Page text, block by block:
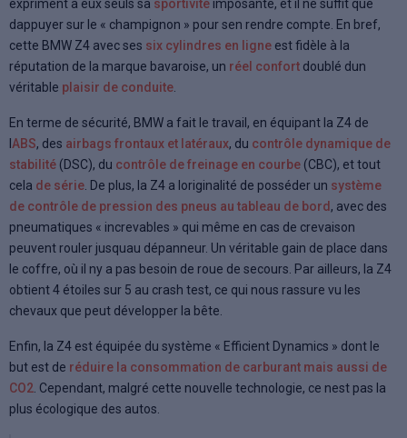
expriment à eux seuls sa sportivité imposante, et il ne suffit que
dappuyer sur le « champignon » pour sen rendre compte. En bref,
cette BMW Z4 avec ses six cylindres en ligne est fidèle à la
réputation de la marque bavaroise, un réel confort doublé dun
véritable plaisir de conduite
En terme de sécurité, BMW a fait le travail, en équipant la Z4 de
ABS, des airbags frontaux et latéraux, du contrôle dynamique de
stabilité (DSC), du contrôle de freinage en courbe (CBC), et tout
cela de série . De plus, la Z4 a loriginalité de posséder un système
de contrôle de pression des pneus au tableau de bord , avec des
pneumatiques « increvables » qui même en cas de crevaison
peuvent rouler jusquau dépanneur. Un véritable gain de place dans
le coffre, où il ny a pas besoin de roue de secours. Par ailleurs, la Z4
obtient 4 étoiles sur 5 au crash test, ce qui nous rassure vu les
chevaux que peut développer la bête.
Enfin, la Z4 est équipée du système « Efficient Dynamics » dont le
but est de réduire la consommation de carburant mais aussi de
CO2 . Cependant, malgré cette nouvelle technologie, ce nest pas la
plus écologique des autos.